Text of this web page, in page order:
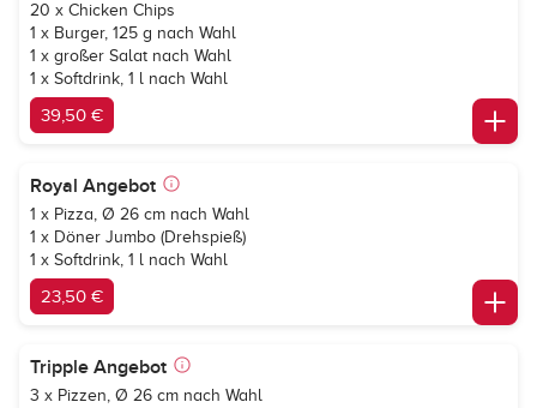
20 x Chicken Chips
1 x Burger, 125 g nach Wahl
1 x großer Salat nach Wahl
1 x Softdrink, 1 l nach Wahl
39,50 €
Royal Angebot
1 x Pizza, Ø 26 cm nach Wahl
1 x Döner Jumbo (Drehspieß)
1 x Softdrink, 1 l nach Wahl
23,50 €
Tripple Angebot
3 x Pizzen, Ø 26 cm nach Wahl